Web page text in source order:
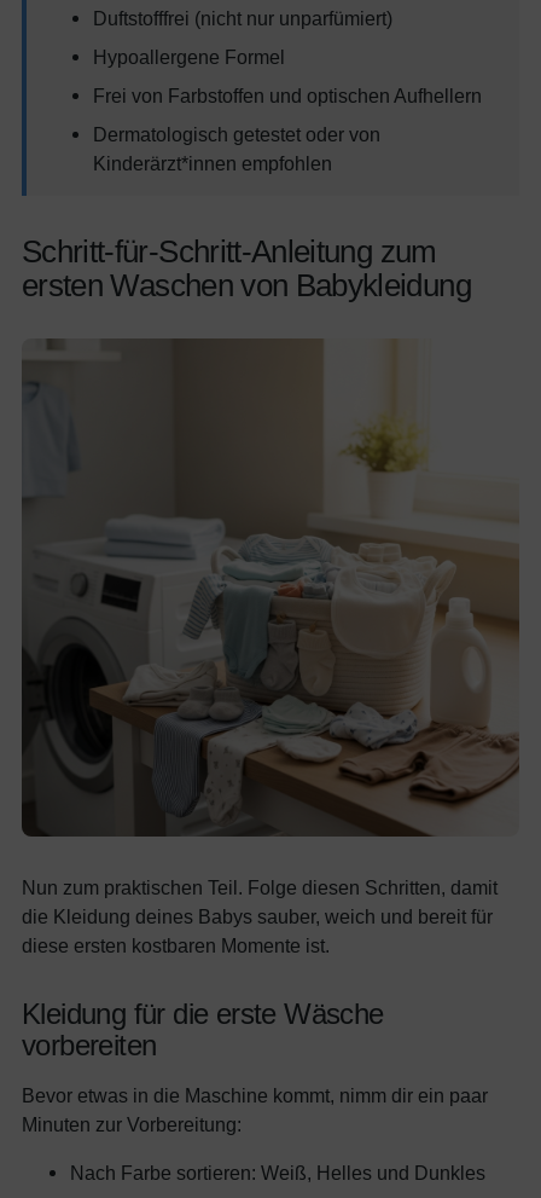
Duftstofffrei (nicht nur unparfümiert)
Hypoallergene Formel
Frei von Farbstoffen und optischen Aufhellern
Dermatologisch getestet oder von
Kinderärzt*innen empfohlen
Schritt-für-Schritt-Anleitung zum
ersten Waschen von Babykleidung
Nun zum praktischen Teil. Folge diesen Schritten, damit
die Kleidung deines Babys sauber, weich und bereit für
diese ersten kostbaren Momente ist.
Kleidung für die erste Wäsche
vorbereiten
Bevor etwas in die Maschine kommt, nimm dir ein paar
Minuten zur Vorbereitung:
Nach Farbe sortieren: Weiß, Helles und Dunkles